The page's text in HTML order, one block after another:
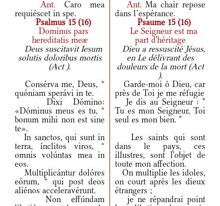
Ant. Caro mea
requiéscet in spe.
Ant.Ma chair repose
dans l’espérance.
Psalmus 15 (16)
Psaume 15 (16)
Dominus pars
hereditatis meæ
Le Seigneur est ma
part d'héritage
Deus suscitavit Iesum
solutis doloribus mortis
(Act ).
Dieu a ressuscité Jésus,
en Le délivrant des
douleurs de la mort (Act
).
Consérva me, Deus, *
quóniam sperávi in te.
Garde-moi ô Dieu, car
près de Toi je me réfugie
Dixi Dómino:
«Dóminus meus es tu, *
bonum mihi non est sine
te».
Je dis au Seigneur : "
Tu es mon Seigneur, Toi
seul es mon bien. "
In sanctos, qui sunt in
terra, ínclitos viros, *
omnis volúntas mea in
eos.
Les saints qui sont
dans le pays, ces
illustres, sont l'objet de
toute mon affection.
Multiplicántur dolóres
eórum, * qui post deos
aliénos acceleravérunt.
On multiplie les idoles,
on court après les dieux
étrangers ;
Non effúndam
je ne répandrai point